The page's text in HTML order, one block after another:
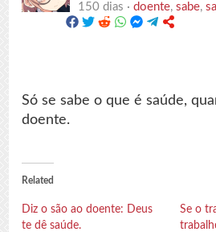
150 dias ·doente,sabe,
Só se sabe o que é saúde,
doente.
Related
Diz o são ao doente: Deus
te dê saúde.
Se o